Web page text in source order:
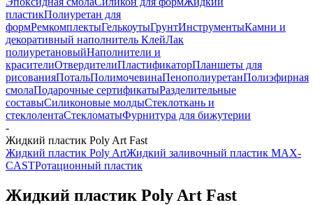
пластикПолиуретан для
формРемкомплектыГелькоутыГрунтИнструментыКамни и
декоративный наполнитель КлейЛак
полиуретановыйНаполнители и
красителиОтвердителиПластификаторПланшеты для
рисованияПотальПолимочевинаПенополиуретанПолиэфирная
смолаПодарочные сертификатыРазделительные
составыСиликоновые молдыСтеклоткань и
стеклолентаСтекломатыФурнитура для бижутерии
-
Жидкий пластик Poly Art Fast
Жидкий пластик Poly ArtЖидкий заливочный пластик MAX-
CASTРотационный пластик
Жидкий пластик Poly Art Fast